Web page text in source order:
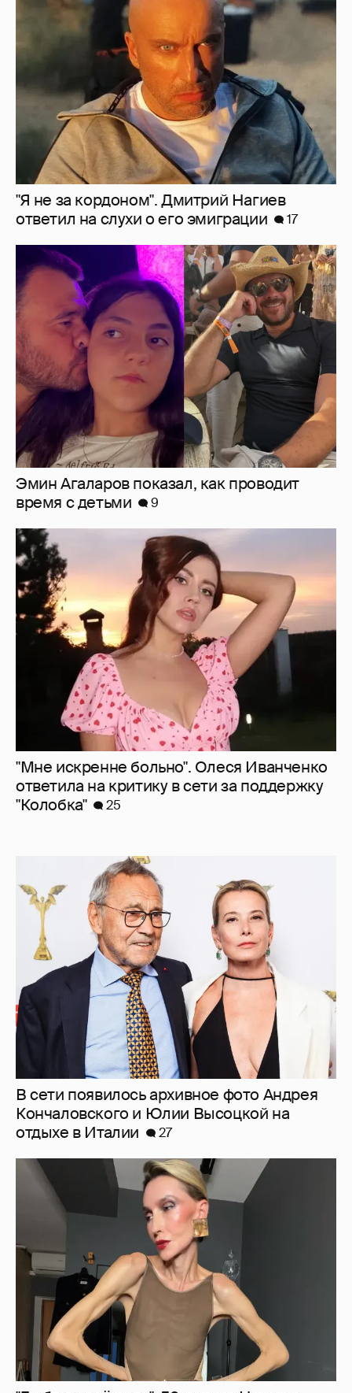
ответил на слухи о его эмиграции
Эмин Агаларов показал, как проводит
время с детьми
9
"Мне искренне больно". Олеся Иванченко
ответила на критику в сети за поддержку
"Колобка"
25
В сети появилось архивное фото Андрея
Кончаловского и Юлии Высоцкой на
отдыхе в Италии
27
"Люблю своё тело". 52-летняя Наталья
Максимова показала фигуру в "голых"